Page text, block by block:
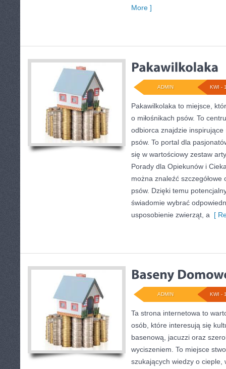
More ]
KWI -
ADMIN
Pakawilkolaka to miejsce,
o miłośnikach psów. To
odbiorca znajdzie inspirujące
psów. To portal dla
się w wartościowy zestaw
Porady dla Opiekunów i
można znaleźć
psów. Dzięki temu
świadomie wybrać
usposobienie zwierząt, a [
KWI -
ADMIN
Ta strona internetowa to
osób, które interesują się
basenową, jacuzzi oraz
wyciszeniem. To miejsce
szukających wiedzy o